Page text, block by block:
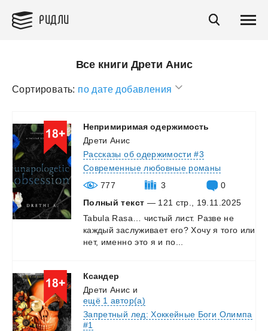
РИДЛИ
Все книги Дрети Анис
Сортировать: по дате добавления
Непримиримая одержимость
Дрети Анис
Рассказы об одержимости #3
Современные любовные романы
777
3
0
Полный текст — 121 стр., 19.11.2025
Tabula Rasa… чистый лист. Разве не
каждый заслуживает его? Хочу я того или
нет, именно это я и по...
Ксандер
Дрети Анис и
ещё 1 автор(а)
Запретный лед: Хоккейные Боги Олимпа
#1